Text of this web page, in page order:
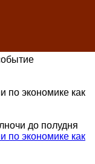
по экономике как
до полудня
по экономике как